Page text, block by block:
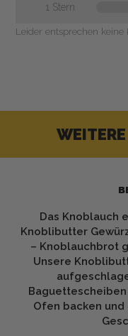
1 Stern
Leider entsprechen
Das Knoblauch
Knoblibutter
– Knoblauchbrot
Unsere
Ofen backen